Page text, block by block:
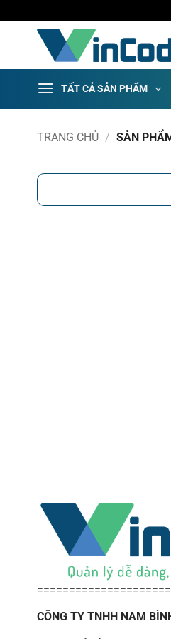
qua
TẤT CẢ SẢN PHẨM
TRANG CHỦ / SẢN
CÔNG TY TNHH NAM